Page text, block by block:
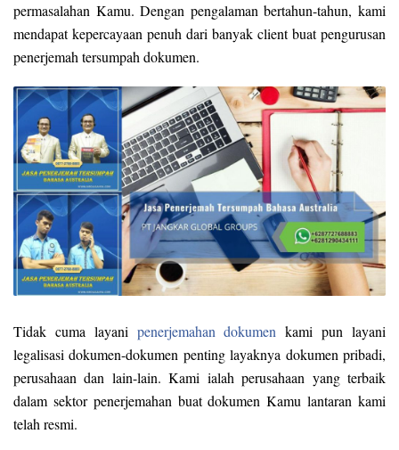
permasalahan Kamu. Dengan pengalaman bertahun-tahun, kami
mendapat kepercayaan penuh dari banyak client buat pengurusan
penerjemah tersumpah dokumen.
Tidak cuma layani penerjemahan dokumen kami pun layani
legalisasi dokumen-dokumen penting layaknya dokumen pribadi,
perusahaan dan lain-lain. Kami ialah perusahaan yang terbaik
dalam sektor penerjemahan buat dokumen Kamu lantaran kami
telah resmi.